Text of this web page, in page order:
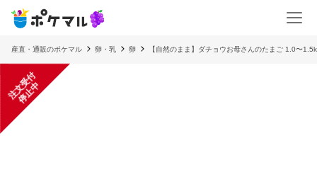
産直・通販のポケマル 卵・乳 卵 【自然のまま】ダチョウお母さんのたまご 1.0〜
注
文
受
付
停
止
中